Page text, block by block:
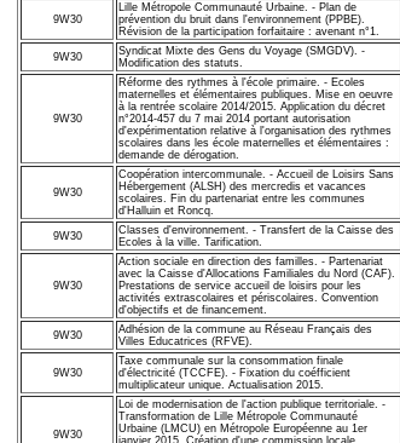
9W30
Lille Métropole Communauté Urbaine. - Plan de
prévention du bruit dans l'environnement (PPBE).
Révision de la participation forfaitaire : avenant n°1.
9W30
Syndicat Mixte des Gens du Voyage (SMGDV). -
Modification des statuts.
9W30
Réforme des rythmes à l'école primaire. - Ecoles
maternelles et élémentaires publiques. Mise en oeuvre
à la rentrée scolaire 2014/2015. Application du décret
n°2014-457 du 7 mai 2014 portant autorisation
d'expérimentation relative à l'organisation des rythmes
scolaires dans les école maternelles et élémentaires :
demande de dérogation.
9W30
Coopération intercommunale. - Accueil de Loisirs Sans
Hébergement (ALSH) des mercredis et vacances
scolaires. Fin du partenariat entre les communes
d'Halluin et Roncq.
9W30
Classes d'environnement. - Transfert de la Caisse des
Ecoles à la ville. Tarification.
9W30
Action sociale en direction des familles. - Partenariat
avec la Caisse d'Allocations Familiales du Nord (CAF).
Prestations de service accueil de loisirs pour les
activités extrascolaires et périscolaires. Convention
d'objectifs et de financement.
9W30
Adhésion de la commune au Réseau Français des
Villes Educatrices (RFVE).
9W30
Taxe communale sur la consommation finale
d'électricité (TCCFE). - Fixation du coéfficient
multiplicateur unique. Actualisation 2015.
9W30
Loi de modernisation de l'action publique territoriale. -
Transformation de Lille Métropole Communauté
Urbaine (LMCU) en Métropole Européenne au 1er
janvier 2015. Création d'une commission locale